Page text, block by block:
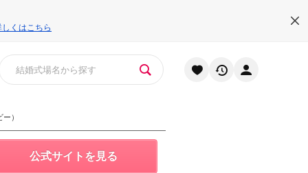
しくはこちら
）
公式サイトを見る